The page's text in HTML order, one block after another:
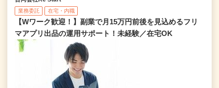
業務委託 在宅・内職
【Wワーク歓迎！】副業で月15万円前後を見込めるフリ
マアプリ出品の運用サポート！未経験／在宅OK